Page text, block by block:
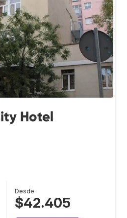
Hotel
Desde
$42.405